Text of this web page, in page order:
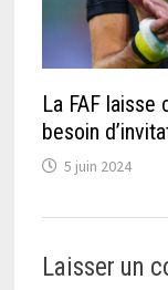
La FAF
besoin
5 juin 2024
Laisser un